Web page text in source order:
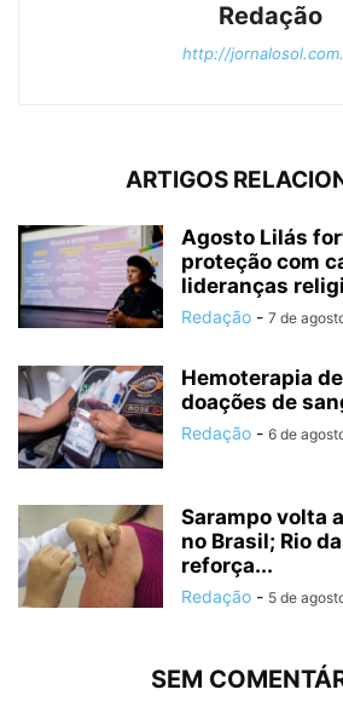
Redação
http://
ARTIGOS
Agosto Lilás
proteção com
lideranças
Redação - 7 de
Hemoterapia
doações de
Redação - 6 de
Sarampo volta
no Brasil; Rio
reforça...
Redação - 5 de
SEM